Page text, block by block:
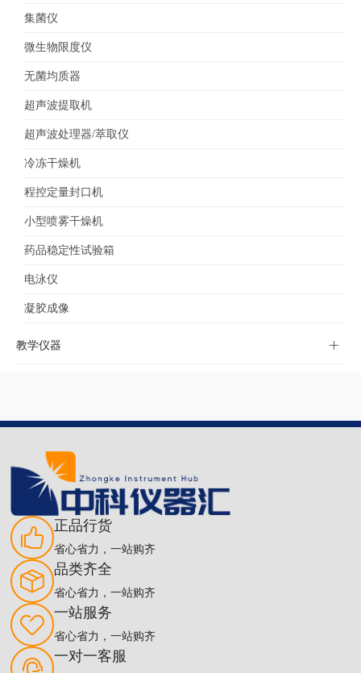
集菌仪
微生物限度仪
无菌均质器
超声波提取机
超声波处理器/萃取仪
冷冻干燥机
程控定量封口机
小型喷雾干燥机
药品稳定性试验箱
电泳仪
凝胶成像
教学仪器
正品行货
省心省力，一站购齐
品类齐全
省心省力，一站购齐
一站服务
省心省力，一站购齐
一对一客服